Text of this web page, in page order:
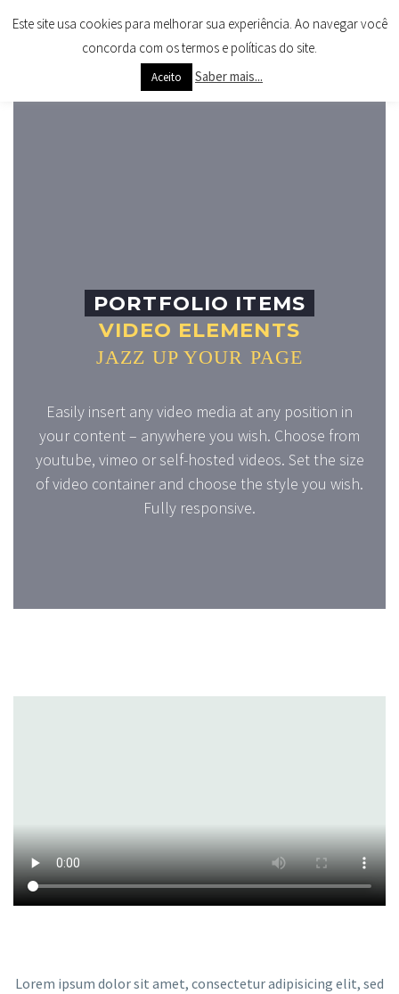
PORTFOLIO ITEMS
VIDEO ELEMENTS
JAZZ UP YOUR PAGE
Easily insert any video media at any position in
your content – anywhere you wish. Choose from
youtube, vimeo or self-hosted videos. Set the size
of video container and choose the style you wish.
Fully responsive.
Lorem ipsum dolor sit amet, consectetur adipisicing elit, sed
Este site usa cookies para melhorar sua experiência. Ao navegar você
concorda com os termos e políticas do site.
Aceito Saber mais...